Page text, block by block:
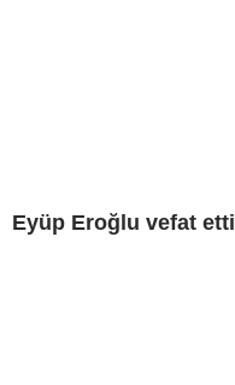
Eyüp Eroğlu vefat etti